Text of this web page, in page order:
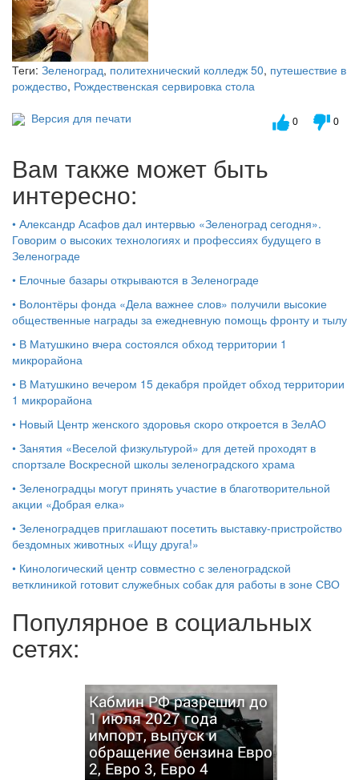
Теги: Зеленоград, политехнический колледж 50, путешествие в
рождество, Рождественская сервировка стола
Версия для печати
0 0
Вам также может быть
интересно:
• Александр Асафов дал интервью «Зеленоград сегодня».
Говорим о высоких технологиях и профессиях будущего в
Зеленограде
• Елочные базары открываются в Зеленограде
• Волонтёры фонда «Дела важнее слов» получили высокие
общественные награды за ежедневную помощь фронту и тылу
• В Матушкино вчера состоялся обход территории 1
микрорайона
• В Матушкино вечером 15 декабря пройдет обход территории
1 микрорайона
• Новый Центр женского здоровья скоро откроется в ЗелАО
• Занятия «Веселой физкультурой» для детей проходят в
спортзале Воскресной школы зеленоградского храма
• Зеленоградцы могут принять участие в благотворительной
акции «Добрая елка»
• Зеленоградцев приглашают посетить выставку-пристройство
бездомных животных «Ищу друга!»
• Кинологический центр совместно с зеленоградской
ветклиникой готовит служебных собак для работы в зоне СВО
Популярное в социальных
сетях:
Кабмин РФ разрешил до
1 июля 2027 года
импорт, выпуск и
обращение бензина Евро
2, Евро 3, Евро 4